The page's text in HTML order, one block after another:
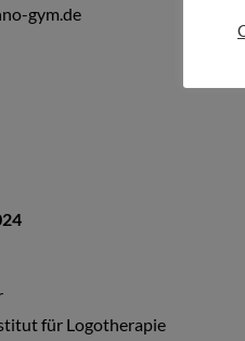
gym.de
für Logotherapie